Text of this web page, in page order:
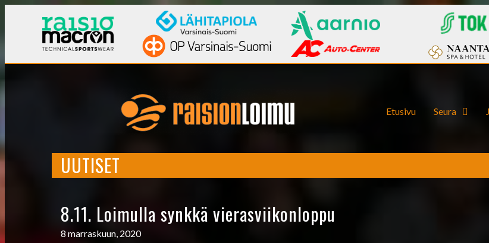
Etusivu Seura
UUTISET
8.11. Loimulla synkkä vierasviikonloppu
8 marraskuun, 2020